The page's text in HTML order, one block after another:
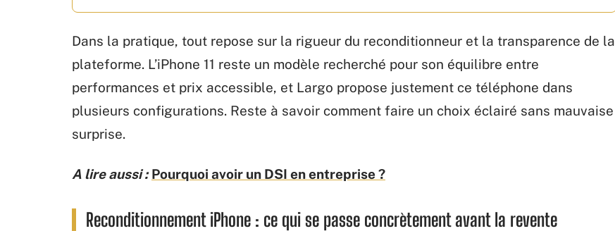
Dans la pratique, tout repose sur la rigueur du reconditionneur et la transparence de la
plateforme. L’iPhone 11 reste un modèle recherché pour son équilibre entre
performances et prix accessible, et Largo propose justement ce téléphone dans
plusieurs configurations. Reste à savoir comment faire un choix éclairé sans mauvaise
surprise.
A lire aussi : Pourquoi avoir un DSI en entreprise ?
Reconditionnement iPhone : ce qui se passe concrètement avant la revente